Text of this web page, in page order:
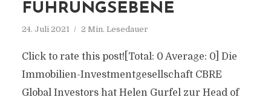
FÜHRUNGSEBENE
24. Juli 2021 2 Min. Lesedauer
Click to rate this post![Total: 0 Average: 0] Die
Immobilien-Investmentgesellschaft CBRE
Global Investors hat Helen Gurfel zur Head of